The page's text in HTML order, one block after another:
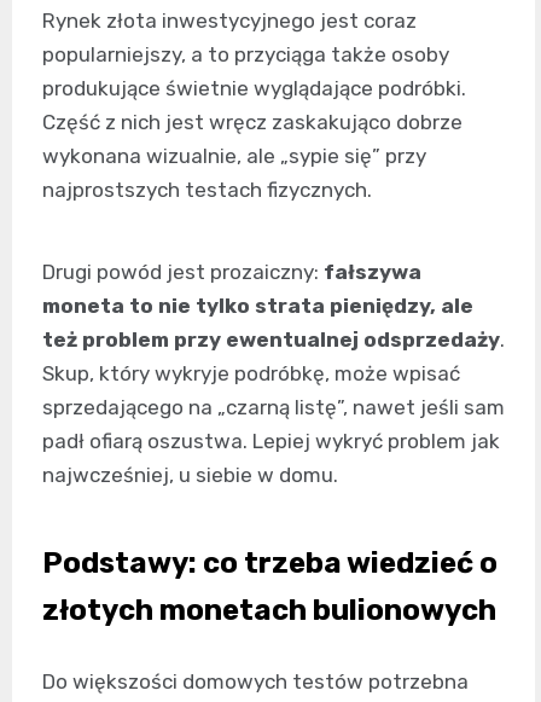
Rynek złota inwestycyjnego jest coraz
popularniejszy, a to przyciąga także osoby
produkujące świetnie wyglądające podróbki.
Część z nich jest wręcz zaskakująco dobrze
wykonana wizualnie, ale „sypie się” przy
najprostszych testach fizycznych.
Drugi powód jest prozaiczny: fałszywa
moneta to nie tylko strata pieniędzy, ale
też problem przy ewentualnej odsprzedaży.
Skup, który wykryje podróbkę, może wpisać
sprzedającego na „czarną listę”, nawet jeśli sam
padł ofiarą oszustwa. Lepiej wykryć problem jak
najwcześniej, u siebie w domu.
Podstawy: co trzeba wiedzieć o
złotych monetach bulionowych
Do większości domowych testów potrzebna